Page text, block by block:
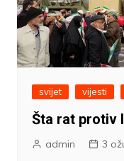
svijet vijesti
Šta rat protiv
admin 3